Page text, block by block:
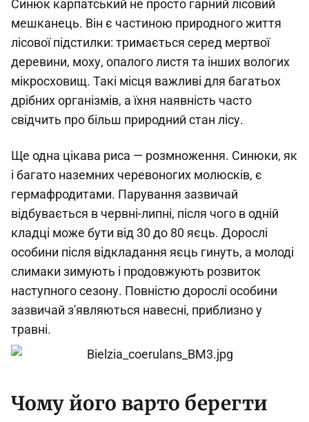
Синюк карпатський не просто гарний лісовий
мешканець. Він є частиною природного життя
лісової підстилки: тримається серед мертвої
деревини, моху, опалого листя та інших вологих
мікросховищ. Такі місця важливі для багатьох
дрібних організмів, а їхня наявність часто
свідчить про більш природний стан лісу.
Ще одна цікава риса — розмноження. Синюки, як
і багато наземних черевоногих молюсків, є
гермафродитами. Парування зазвичай
відбувається в червні-липні, після чого в одній
кладці може бути від 30 до 80 яєць. Дорослі
особини після відкладання яєць гинуть, а молоді
слимаки зимують і продовжують розвиток
наступного сезону. Повністю дорослі особини
зазвичай з'являються навесні, приблизно у
травні.
Чому його варто берегти